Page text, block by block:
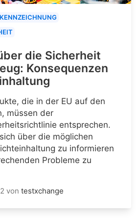
die Sicherheit
Konsequenzen
die in der EU auf den
müssen der
entsprechen.
über die möglichen
zu informieren
Probleme zu
von testxchange